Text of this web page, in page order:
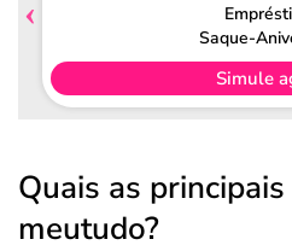
Saque-
Simule
Quais as
meutudo?